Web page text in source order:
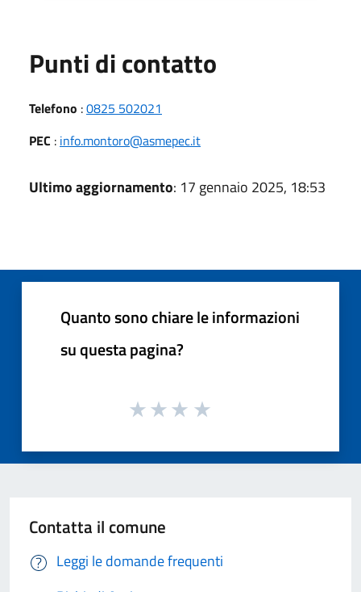
Punti di contatto
Telefono :0825 502021
PEC : info.montoro@asmepec.it
Ultimo aggiornamento: 17 gennaio 2025, 18:53
Quanto sono chiare le informazioni
su questa pagina?
Contatta il comune
Leggi le domande frequenti